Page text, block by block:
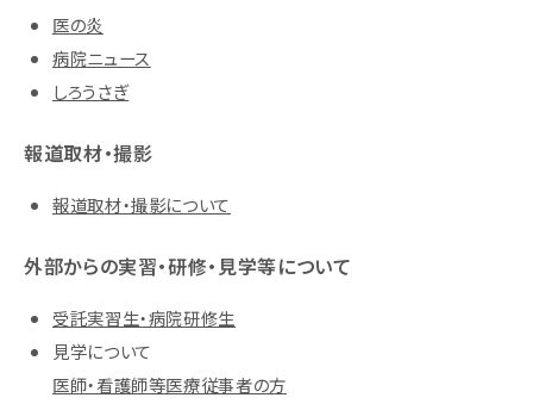
医の炎
病院ニュース
しろうさぎ
報道取材・撮影
報道取材・撮影について
外部からの実習・研修・見学等について
受託実習生・病院研修生
見学について
医師・看護師等医療従事者の方